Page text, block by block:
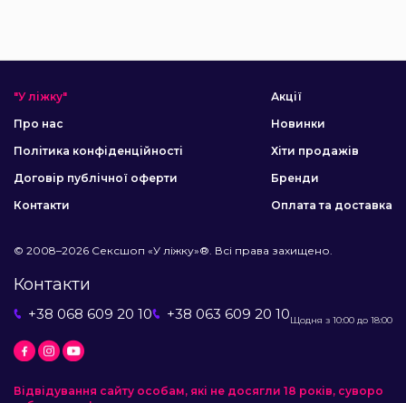
"У ліжку"
Про нас
Політика конфіденційності
Договір публічної оферти
Контакти
Акції
Новинки
Хіти продажів
Бренди
Оплата та доставка
© 2008–2026 Сексшоп «У ліжку»®. Всі права захищено.
Контакти
+38 068 609 20 10 +38 063 609 20 10Щодня з 10:00 до 18:00
Відвідування сайту особам, які не досягли 18 років, суворо